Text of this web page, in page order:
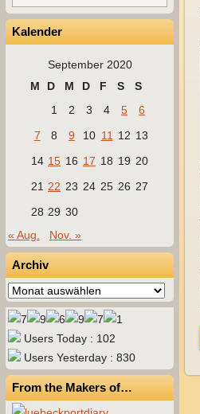
Kalender
September 2020
M
D M D F S
S
1
2 3 4 5
6
7
8 9 10 11 12 13
14 15 16 17 18 19 20
21 22 23 24 25 26 27
28 29 30
« Aug.
Nov. »
Archiv
Archiv
Users Today : 102
Users Yesterday : 830
From the Makers of…